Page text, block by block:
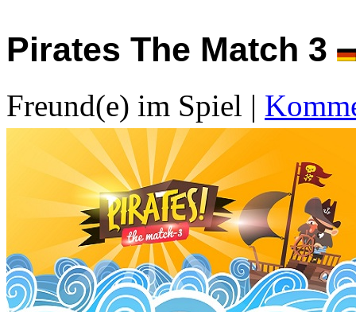
Pirates The Match 3
Freund(e) im Spiel |